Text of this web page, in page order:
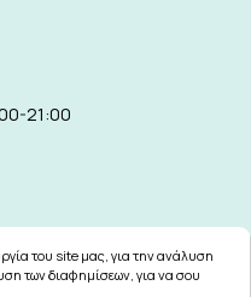
21:00
του site μας, για την ανάλυση
των διαφημίσεων, για να σου